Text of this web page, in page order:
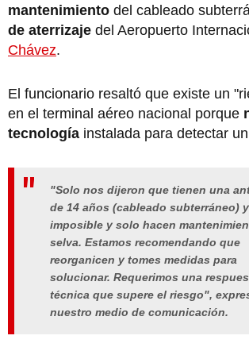
mantenimiento del cableado
de aterrizaje del Aeropuerto
Chávez.
El funcionario resaltó que existe un
en el terminal aéreo nacional porque
tecnología instalada para detectar
"Solo nos dijeron que tienen una
de 14 años (cableado subterráneo)
imposible y solo hacen
selva. Estamos recomendando que
reorganicen y tomes medidas para
solucionar. Requerimos una
técnica que supere el riesgo",
nuestro medio de comunicación.